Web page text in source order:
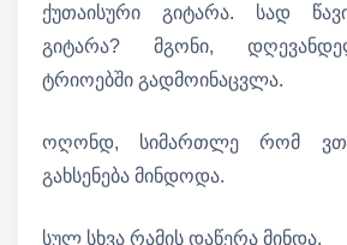
ქუთაისური გიტარა. სად
გიტარა? მგონი,
ტრიოებში გადმოინაცვლა.
ოღონდ, სიმართლე რომ
გახსენება მინდოდა.
სულ სხვა რამის დაწერა მინდა.